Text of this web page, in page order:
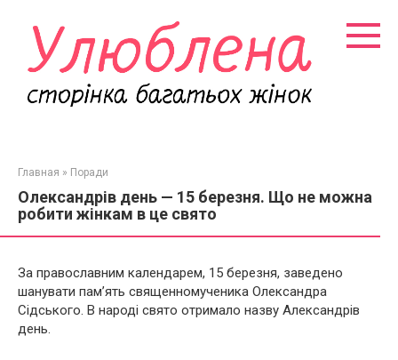
контенту
Главная » Поради
Олександрів день — 15 березня. Що не можна
робити жінкам в це свято
За православним календарем, 15 березня, заведено
шанувати пам’ять священномученика Олександра
Сідського. В народі свято отримало назву Александрів
день.